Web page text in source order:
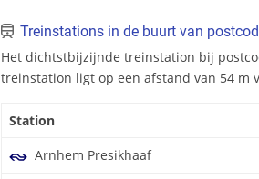
Treinstations in de buurt van
Het dichtstbijzijnde treinstation bij
treinstation ligt op een afstand van 54 m
Station
Arnhem Presikhaaf